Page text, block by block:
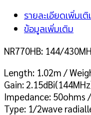
รายละเอียดเพิ่มเ
ข้อมูลเพิ่มเติม
NR770HB: 144/
Length: 1.02m /
Gain:
Impedance: 50ohms
Type: 1/2wave